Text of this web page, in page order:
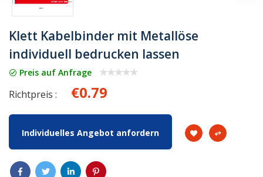
Klett Kabelbinder mit Metallöse
individuell bedrucken lassen
Preis auf Anfrage
Richtpreis : €0.79
Individuelles Angebot anfordern